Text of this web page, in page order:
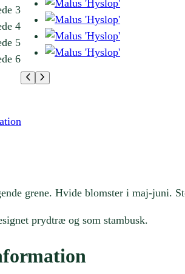
grene. Hvide blomster i maj-juni.
prydtræ og som stambusk.